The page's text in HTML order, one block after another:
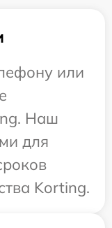
или
Наш
для
Korting.